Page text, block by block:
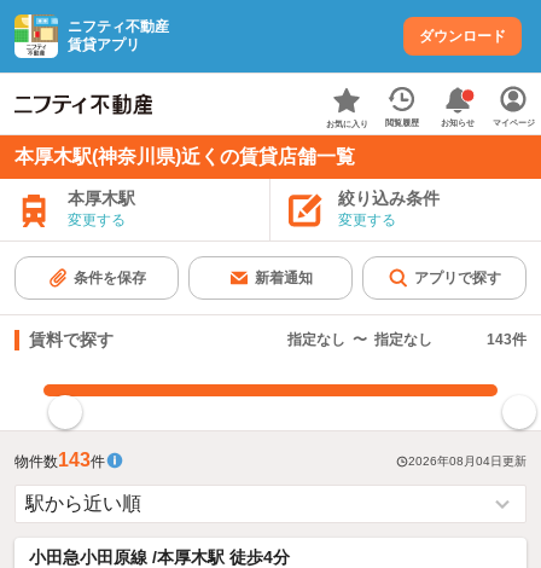
ニフティ不動産
賃貸アプリ
ダウンロード
お気に入り 閲覧履歴 お知らせ マイページ
本厚木駅(神奈川県)近くの賃貸店舗一覧
本厚木駅
変更する
絞り込み条件
変更する
条件を保存 新着通知 アプリで探す
賃料で探す 指定なし 〜 指定なし 143件
物件数143件 2026年08月04日更新
小田急小田原線 /本厚木駅 徒歩4分